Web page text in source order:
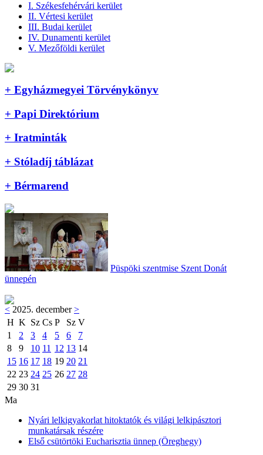
I. Székesfehérvári kerület
II. Vértesi kerület
III. Budai kerület
IV. Dunamenti kerület
V. Mezőföldi kerület
+ Egyházmegyei Törvénykönyv
+ Papi Direktórium
+ Iratminták
+ Stóladíj táblázat
+ Bérmarend
Püspöki szentmise Szent Donát
ünnepén
< 2025. december>
H K Sz Cs P Sz V
1
2 3 4 5 6
7
8
9 10 11 12 13 14
15 16 17 18 19 20 21
22 23 24 25 26 27 28
29 30 31
Ma
Nyári lelkigyakorlat hitoktatók és világi lelkipásztori
munkatársak részére
Első csütörtöki Eucharisztia ünnep (Öreghegy)